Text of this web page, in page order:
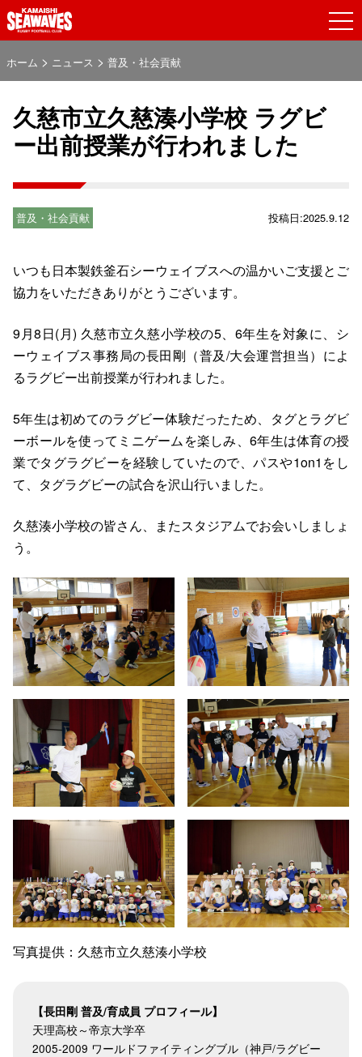
ホーム > ニュース > 普及・社会貢献
久慈市立久慈湊小学校 ラグビ
ー出前授業が行われました
普及・社会貢献 投稿日:2025.9.12
いつも日本製鉄釜石シーウェイブスへの温かいご支援とご
協力をいただきありがとうございます。
9月8日(月) 久慈市立久慈小学校の5、6年生を対象に、シ
ーウェイブス事務局の長田剛（普及/大会運営担当）によ
るラグビー出前授業が行われました。
5年生は初めてのラグビー体験だったため、タグとラグビ
ーボールを使ってミニゲームを楽しみ、6年生は体育の授
業でタグラグビーを経験していたので、パスや1on1をし
て、タグラグビーの試合を沢山行いました。
久慈湊小学校の皆さん、またスタジアムでお会いしましょ
う。
写真提供：久慈市立久慈湊小学校
【長田剛 普及/育成員 プロフィール】
天理高校～帝京大学卒
2005-2009 ワールドファイティングブル（神戸/ラグビー